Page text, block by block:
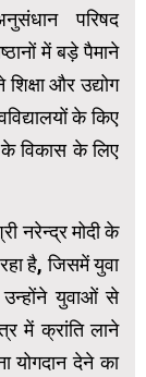
परिषद
में बड़े पैमाने
और उद्योग
के किए
विकास के लिए
नरेन्द्र मोदी के
है, जिसमें युवा
उन्होंने युवाओं से
में क्रांति लाने
योगदान देने का